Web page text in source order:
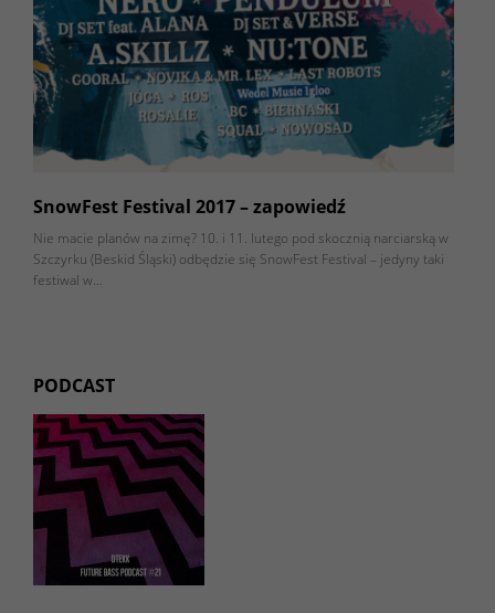
SnowFest Festival 2017 – zapowiedź
Nie macie planów na zimę? 10. i 11. lutego pod skocznią narciarską w
Szczyrku (Beskid Śląski) odbędzie się SnowFest Festival – jedyny taki
festiwal w…
PODCAST